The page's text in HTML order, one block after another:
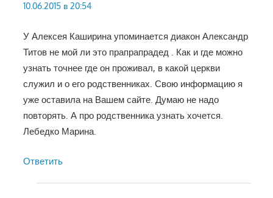
10.06.2015 в 20:54
У Алексея Каширина упоминается диакон Александр
Титов не мой ли это прапрапрадед . Как и где можно
узнать точнее где он проживал, в какой церкви
служил и о его родственниках. Свою информацию я
уже оставила на Вашем сайте. Думаю не надо
повторять. А про родственника узнать хочется.
Лебедко Марина.
Ответить